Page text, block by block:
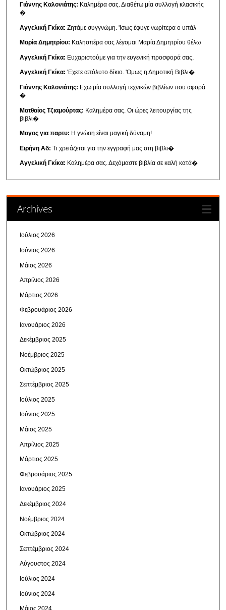
Γιάννης Καλονιάτης: Καλημέρα σας. Διαθέτω μία συλλογή κλασικής
�
Αγγελική Γκίκα: Ζητάμε συγγνώμη. 'Ισως έφυγε νωρίτερα ο υπάλ
Μαρία Δημητρίου: Καλησπέρα σας λέγομαι Μαρία Δημητρίου θέλω
Αγγελική Γκίκα: Ευχαριστούμε για την ευγενική προσφορά σας,
Αγγελική Γκίκα: 'Εχετε απόλυτο δίκιο. 'Ομως η Δημοτική Βιβλι�
Γιάννης Καλονιάτης: Εχω μία συλλογή τεχνικών βιβλίων που αφορά
�
Ματθαίος Τζιαμούρτας: Καλημέρα σας. Οι ώρες λειτουργίας της
βιβλι�
Μαγος για παρτυ: Η γνώση είναι μαγική δύναμη!
Ειρήνη Αδ: Τι χρειάζεται για την εγγραφή μας στη βιβλι�
Αγγελική Γκίκα: Καλημέρα σας. Δεχόμαστε βιβλία σε καλή κατά�
Archives
Ιούλιος 2026
Ιούνιος 2026
Μάιος 2026
Απρίλιος 2026
Μάρτιος 2026
Φεβρουάριος 2026
Ιανουάριος 2026
Δεκέμβριος 2025
Νοέμβριος 2025
Οκτώβριος 2025
Σεπτέμβριος 2025
Ιούλιος 2025
Ιούνιος 2025
Μάιος 2025
Απρίλιος 2025
Μάρτιος 2025
Φεβρουάριος 2025
Ιανουάριος 2025
Δεκέμβριος 2024
Νοέμβριος 2024
Οκτώβριος 2024
Σεπτέμβριος 2024
Αύγουστος 2024
Ιούλιος 2024
Ιούνιος 2024
Μάιος 2024